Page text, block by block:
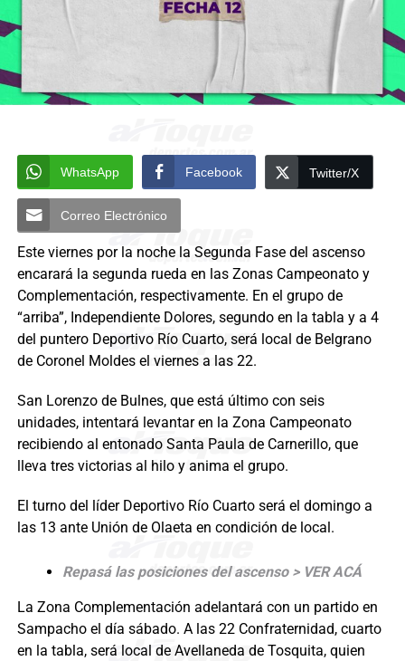
WhatsApp Facebook Twitter/X
Correo Electrónico
Este viernes por la noche la Segunda Fase del ascenso
encarará la segunda rueda en las Zonas Campeonato y
Complementación, respectivamente. En el grupo de
“arriba”, Independiente Dolores, segundo en la tabla y a 4
del puntero Deportivo Río Cuarto, será local de Belgrano
de Coronel Moldes el viernes a las 22.
San Lorenzo de Bulnes, que está último con seis
unidades, intentará levantar en la Zona Campeonato
recibiendo al entonado Santa Paula de Carnerillo, que
lleva tres victorias al hilo y anima el grupo.
El turno del líder Deportivo Río Cuarto será el domingo a
las 13 ante Unión de Olaeta en condición de local.
Repasá las posiciones del ascenso > VER ACÁ
La Zona Complementación adelantará con un partido en
Sampacho el día sábado. A las 22 Confraternidad, cuarto
en la tabla, será local de Avellaneda de Tosquita, quien